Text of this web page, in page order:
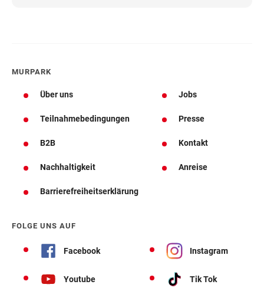
MURPARK
Über uns Jobs
Teilnahmebedingungen Presse
B2B Kontakt
Nachhaltigkeit Anreise
Barrierefreiheitserklärung
FOLGE UNS AUF
Facebook Instagram
Youtube Tik Tok